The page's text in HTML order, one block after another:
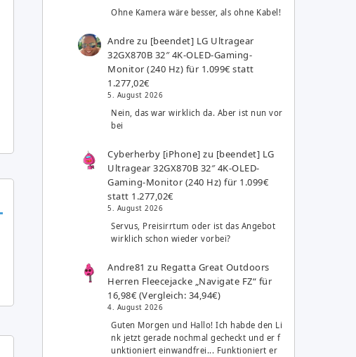
Ohne Kamera wäre besser, als ohne Kabel!
Andre zu [beendet] LG Ultragear
32GX870B 32″ 4K-OLED-Gaming-
Monitor (240 Hz) für 1.099€ statt
1.277,02€
5. August 2026
Nein, das war wirklich da. Aber ist nun vor
bei
Cyberherby [iPhone] zu [beendet] LG
Ultragear 32GX870B 32″ 4K-OLED-
Gaming-Monitor (240 Hz) für 1.099€
statt 1.277,02€
5. August 2026
Servus, Preisirrtum oder ist das Angebot
wirklich schon wieder vorbei?
Andre81 zu Regatta Great Outdoors
Herren Fleecejacke „Navigate FZ“ für
16,98€ (Vergleich: 34,94€)
4. August 2026
Guten Morgen und Hallo! Ich habde den Li
nk jetzt gerade nochmal gecheckt und er f
unktioniert einwandfrei... Funktioniert er